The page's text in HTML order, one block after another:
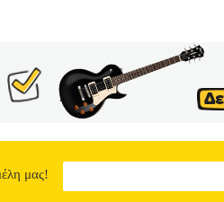
μας!